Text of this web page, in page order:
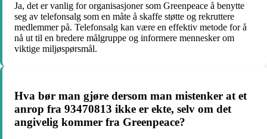
Ja, det er vanlig for organisasjoner som Greenpeace å benytte
seg av telefonsalg som en måte å skaffe støtte og rekruttere
medlemmer på. Telefonsalg kan være en effektiv metode for å
nå ut til en bredere målgruppe og informere mennesker om
viktige miljøspørsmål.
Hva bør man gjøre dersom man mistenker at et
anrop fra 93470813 ikke er ekte, selv om det
angivelig kommer fra Greenpeace?